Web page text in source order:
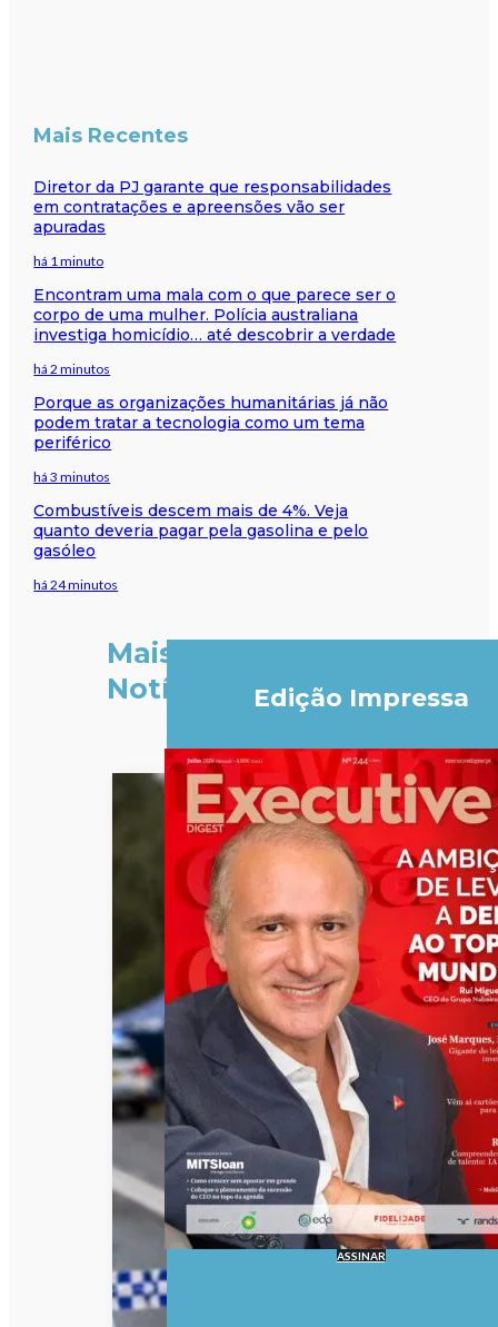
Mais Recentes
Diretor da PJ garante que responsabilidades
em contratações e apreensões vão ser
apuradas
há 1 minuto
Encontram uma mala com o que parece ser o
corpo de uma mulher. Polícia australiana
investiga homicídio… até descobrir a verdade
há 2 minutos
Porque as organizações humanitárias já não
podem tratar a tecnologia como um tema
periférico
há 3 minutos
Combustíveis descem mais de 4%. Veja
quanto deveria pagar pela gasolina e pelo
gasóleo
há 24 minutos
Mais
Notícias
Edição Impressa
ASSINAR